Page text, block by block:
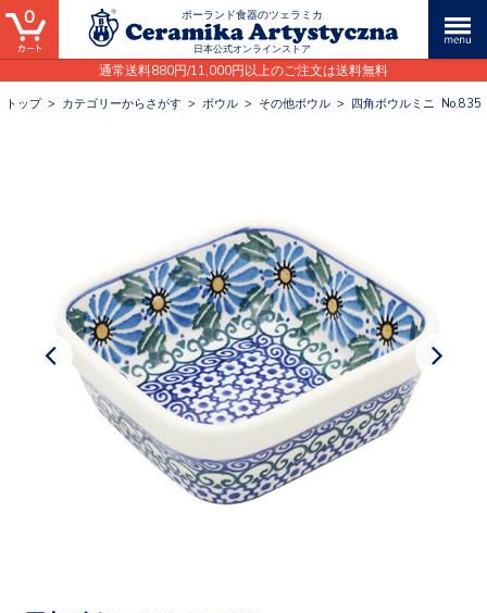
ポーランド食器のツェラミカ
日本公式オンラインストア
通常送料880円/11,000円以上のご注文は送料無料
0
トップ> カテゴリーからさがす > ボウル > その他ボウル > 四角ボウルミニ No.835